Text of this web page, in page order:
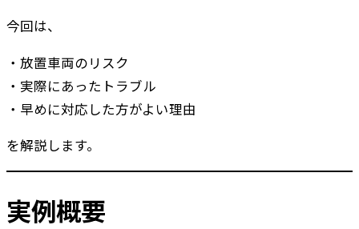
今回は、
・放置車両のリスク
・実際にあったトラブル
・早めに対応した方がよい理由
を解説します。
実例概要